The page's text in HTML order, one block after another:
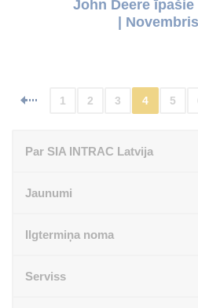
John Deere
|
1 2 3 4 5
Par SIA INTRAC Latvija
Jaunumi
Ilgtermiņa noma
Serviss